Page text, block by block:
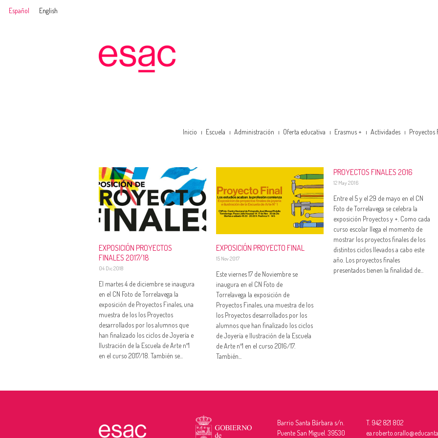
Español English
Inicio Escuela Administración Oferta educativa Erasmus + Actividades Proyectos
EXPOSICIÓN PROYECTOS
FINALES 2017/18
04 Dic 2018
El martes 4 de diciembre se inaugura
en el CN Foto de Torrelavega la
exposición de Proyectos Finales, una
muestra de los los Proyectos
desarrollados por los alumnos que
han finalizado los ciclos de Joyería e
Ilustración de la Escuela de Arte nº1
en el curso 2017/18. También se...
EXPOSICIÓN PROYECTO FINAL
15 Nov 2017
Este viernes 17 de Noviembre se
inaugura en el CN Foto de
Torrelavega la exposición de
Proyectos Finales, una muestra de los
los Proyectos desarrollados por los
alumnos que han finalizado los ciclos
de Joyería e Ilustración de la Escuela
de Arte nº1 en el curso 2016/17.
También...
PROYECTOS FINALES 2016
12 May 2016
Entre el 5 y el 29 de mayo en el CN
Foto de Torrelavega se celebra la
exposición Proyectos y +. Como cada
curso escolar llega el momento de
mostrar los proyectos finales de los
distintos ciclos llevados a cabo este
año. Los proyectos finales
presentados tienen la finalidad de...
Barrio Santa Bárbara s/n.
Puente San Miguel. 39530
T. 942 821 802